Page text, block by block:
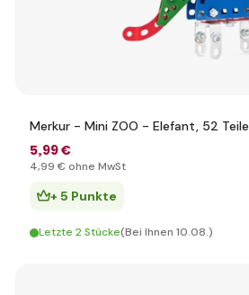
Merkur - Mini ZOO - Elefant, 52 Teile
5,99 €
4,99 € ohne MwSt
+ 5 Punkte
Letzte 2 Stücke(Bei Ihnen 10.08.)